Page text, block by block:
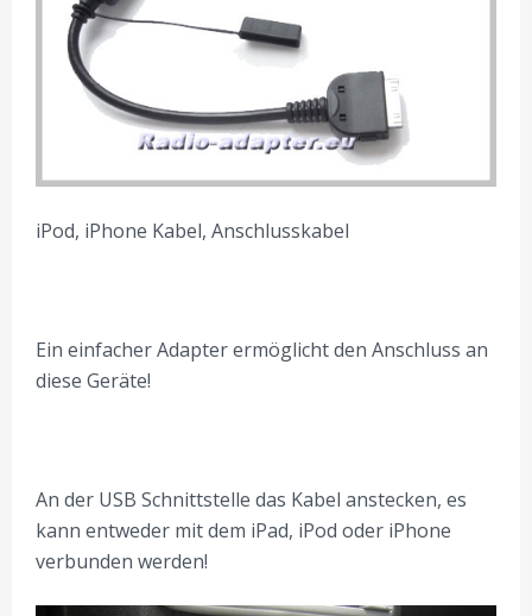
iPod, iPhone Kabel, Anschlusskabel
Ein einfacher Adapter ermöglicht den Anschluss an
diese Geräte!
An der USB Schnittstelle das Kabel anstecken, es
kann entweder mit dem iPad, iPod oder iPhone
verbunden werden!